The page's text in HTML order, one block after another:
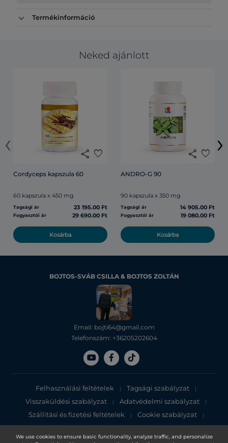
We use cookies to ensure basic functionality, analyze traffic, and personalize
Termékinformáció
Neked ajánlott
share favorite
Cordyceps kapszula 60
60 kapszula x 450 mg
Tagsági ár 23 195.00 Ft
Fogyasztói ár 29 690.00 Ft
Kosárba
share favorite
ANDRO-G 90
90 kapszula x 350 mg
Tagsági ár 14 905.00 Ft
Fogyasztói ár 19 080.00 Ft
Kosárba
‹ ›
BOJTOS-SVÁB CSILLA & BOJTOS ZOLTÁN
Email: bojti64@gmail.com
Telefonszám: +36205202604
Felhasználási feltételek | Tagsági szabályzat |
Visszaküldési szabályzat | Adatvédelmi szabályzat |
Szállítási és fizetési feltételek | Cookie szabályzat |
Adatvédelmi tájékoztató